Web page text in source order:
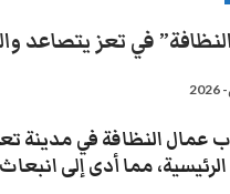
في تعز يتصاعد
عمال النظافة في مدينة
مما أدى إلى